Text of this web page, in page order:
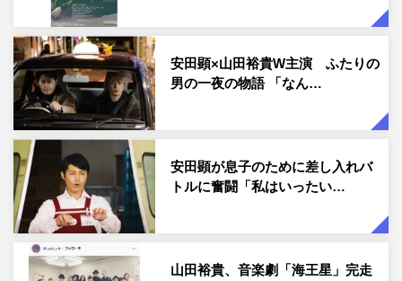
いく。
安田顕×山田裕貴W主演 ふたりの
男の一夜の物語 「なん…
安田顕が息子のために差し入れバ
トルに奮闘「私はいったい…
山田裕貴、音楽劇「海王星」完走